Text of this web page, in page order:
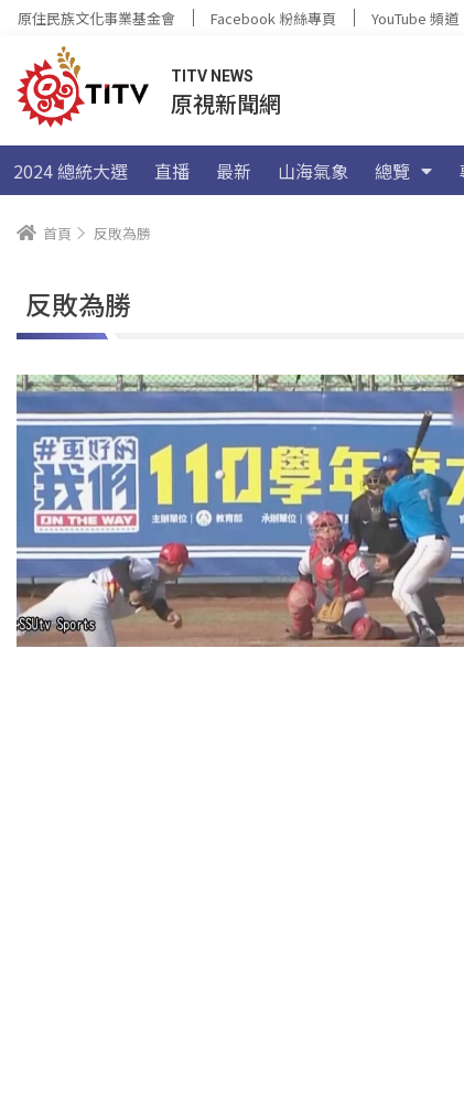
原住民族文化事業基金會 Facebook 粉絲專頁 YouTube 頻道
TITV NEWS
原視新聞網
2024 總統大選 直播 最新 山海氣象 總覽
首頁 反敗為勝
反敗為勝